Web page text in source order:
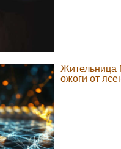
Жительница
ожоги от